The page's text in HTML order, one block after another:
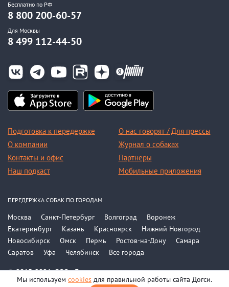
Бесплатно по РФ
8 800 200-60-57
Для Москвы
8 499 112-44-50
Подготовка к передержке
О компании
Контакты и офис
Наш подкаст
О нас говорят / Для прессы
Журнал о собаках
Партнеры
Мобильные приложения
© 2015-2026, ООО «Догси»
Политика конфиденциальности
ПЕРЕДЕРЖКА СОБАК ПО ГОРОДАМ
Москва Санкт-Петербург Волгоград
Воронеж
Екатеринбург
Казань Красноярск
Нижний Новгород
Новосибирск
Омск Пермь Ростов-на-Дону
Самара
Саратов
Уфа Челябинск Все города
Мы используем cookies для правильной работы сайта Догси.